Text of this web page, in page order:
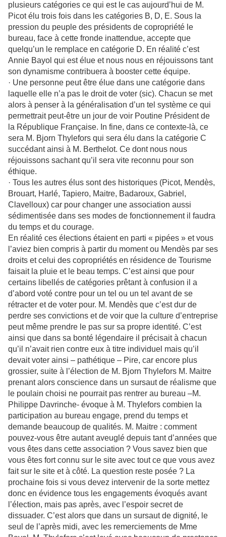
plusieurs catégories ce qui est le cas aujourd’hui de M.
Picot élu trois fois dans les catégories B, D, E. Sous la
pression du peuple des présidents de copropriété le
bureau, face à cette fronde inattendue, accepte que
quelqu’un le remplace en catégorie D. En réalité c’est
Annie Bayol qui est élue et nous nous en réjouissons tant
son dynamisme contribuera à booster cette équipe.
· Une personne peut être élue dans une catégorie dans
laquelle elle n’a pas le droit de voter (sic). Chacun se met
alors à penser à la généralisation d’un tel système ce qui
permettrait peut-être un jour de voir Poutine Président de
la République Française. In fine, dans ce contexte-là, ce
sera M. Bjorn Thylefors qui sera élu dans la catégorie C
succédant ainsi à M. Berthelot. Ce dont nous nous
réjouissons sachant qu’il sera vite reconnu pour son
éthique.
· Tous les autres élus sont des historiques (Picot, Mendès,
Brouart, Harlé, Tapiero, Maitre, Badaroux, Gabriel,
Clavelloux) car pour changer une association aussi
sédimentisée dans ses modes de fonctionnement il faudra
du temps et du courage.
En réalité ces élections étaient en parti « pipées » et vous
l’aviez bien compris à partir du moment ou Mendès par ses
droits et celui des copropriétés en résidence de Tourisme
faisait la pluie et le beau temps. C’est ainsi que pour
certains libellés de catégories prêtant à confusion il a
d’abord voté contre pour un tel ou un tel avant de se
rétracter et de voter pour. M. Mendès que c’est dur de
perdre ses convictions et de voir que la culture d’entreprise
peut même prendre le pas sur sa propre identité. C’est
ainsi que dans sa bonté légendaire il précisait à chacun
qu’il n’avait rien contre eux à titre individuel mais qu’il
devait voter ainsi – pathétique – Pire, car encore plus
grossier, suite à l’élection de M. Bjorn Thylefors M. Maitre
prenant alors conscience dans un sursaut de réalisme que
le poulain choisi ne pourrait pas rentrer au bureau –M.
Philippe Davrinche- évoque à M. Thylefors combien la
participation au bureau engage, prend du temps et
demande beaucoup de qualités. M. Maitre : comment
pouvez-vous être autant aveuglé depuis tant d’années que
vous êtes dans cette association ? Vous savez bien que
vous êtes fort connu sur le site avec tout ce que vous avez
fait sur le site et à côté. La question reste posée ? La
prochaine fois si vous devez intervenir de la sorte mettez
donc en évidence tous les engagements évoqués avant
l’élection, mais pas après, avec l’espoir secret de
dissuader. C’est alors que dans un sursaut de dignité, le
seul de l’après midi, avec les remerciements de Mme